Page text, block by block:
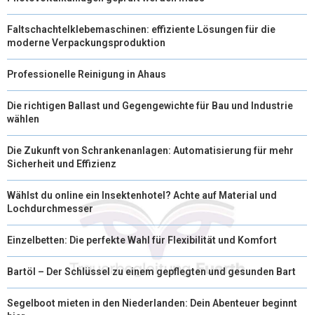
Faltschachtelklebemaschinen: effiziente Lösungen für die
moderne Verpackungsproduktion
Professionelle Reinigung in Ahaus
Die richtigen Ballast und Gegengewichte für Bau und Industrie
wählen
Die Zukunft von Schrankenanlagen: Automatisierung für mehr
Sicherheit und Effizienz
Wählst du online ein Insektenhotel? Achte auf Material und
Lochdurchmesser
Einzelbetten: Die perfekte Wahl für Flexibilität und Komfort
Bartöl – Der Schlüssel zu einem gepflegten und gesunden Bart
Segelboot mieten in den Niederlanden: Dein Abenteuer beginnt